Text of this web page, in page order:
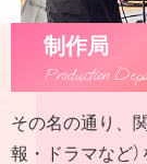
制作局
Production
その名の通り、
報・ドラマなど